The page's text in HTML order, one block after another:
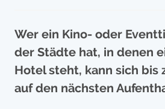
Wer ein Kino- oder
der Städte hat, in denen
Hotel steht, kann sich bis
auf den nächsten